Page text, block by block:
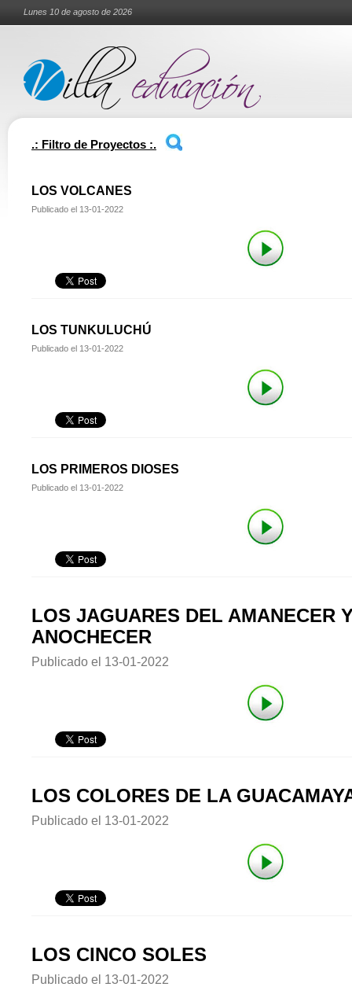
Lunes 10 de agosto de 2026
.: Filtro de Proyectos :.
LOS VOLCANES
Publicado el 13-01-2022
LOS TUNKULUCHÚ
Publicado el 13-01-2022
LOS PRIMEROS DIOSES
Publicado el 13-01-2022
LOS JAGUARES DEL AMANECER
ANOCHECER
Publicado el 13-01-2022
LOS COLORES DE LA
Publicado el 13-01-2022
LOS CINCO SOLES
Publicado el 13-01-2022